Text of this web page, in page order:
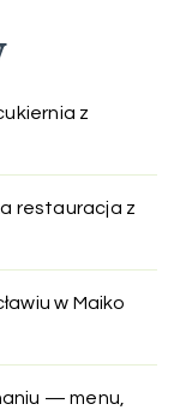
z
restauracja z
w Maiko
— menu,